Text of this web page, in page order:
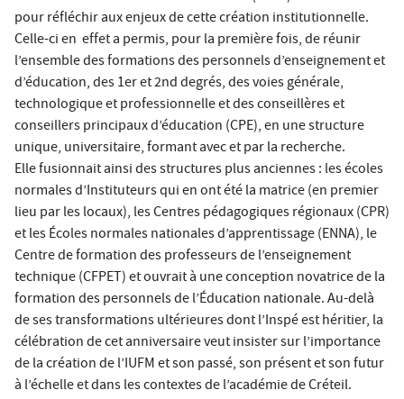
pour réfléchir aux enjeux de cette création institutionnelle.
Celle-ci en effet a permis, pour la première fois, de réunir
l’ensemble des formations des personnels d’enseignement et
d’éducation, des 1er et 2nd degrés, des voies générale,
technologique et professionnelle et des conseillères et
conseillers principaux d’éducation (CPE), en une structure
unique, universitaire, formant avec et par la recherche.
Elle fusionnait ainsi des structures plus anciennes : les écoles
normales d’Instituteurs qui en ont été la matrice (en premier
lieu par les locaux), les Centres pédagogiques régionaux (CPR)
et les Écoles normales nationales d’apprentissage (ENNA), le
Centre de formation des professeurs de l’enseignement
technique (CFPET) et ouvrait à une conception novatrice de la
formation des personnels de l’Éducation nationale. Au-delà
de ses transformations ultérieures dont l’Inspé est héritier, la
célébration de cet anniversaire veut insister sur l’importance
de la création de l’IUFM et son passé, son présent et son futur
à l’échelle et dans les contextes de l’académie de Créteil.